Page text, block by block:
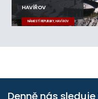
HAVÍŘOV
NÁMĚSTÍ REPUBLIKY, HAVÍŘOV
Denně nás sleduje